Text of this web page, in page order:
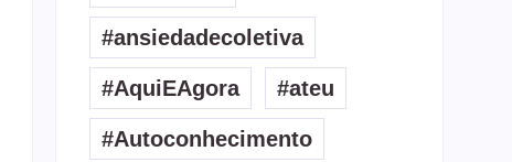
#ansiedadecoletiva
#AquiEAgora #ateu
#Autoconhecimento